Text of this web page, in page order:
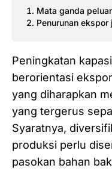
Mata ganda
Penurunan ekspor
Peningkatan
berorientasi
yang diharapkan
yang tergerus
Syaratnya,
produksi perlu
pasokan bahan